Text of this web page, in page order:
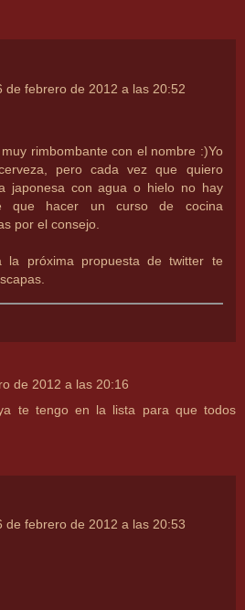
de febrero de 2012 a las 20:52
rimbombante con el nombre :)Yo
pero cada vez que quiero
japonesa con agua o hielo no hay
que hacer un curso de cocina
por el consejo.
la próxima propuesta de twitter te
de 2012 a las 20:16
te tengo en la lista para que todos
de febrero de 2012 a las 20:53